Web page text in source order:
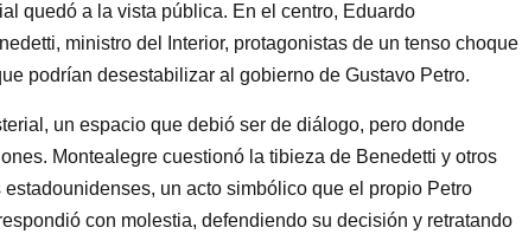
quedó a la vista pública. En el centro, Eduardo
ministro del Interior, protagonistas de un tenso choque
podrían desestabilizar al gobierno de Gustavo Petro.
un espacio que debió ser de diálogo, pero donde
Montealegre cuestionó la tibieza de Benedetti y otros
un acto simbólico que el propio Petro
con molestia, defendiendo su decisión y retratando